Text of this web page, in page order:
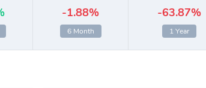
-1.88%
6 Month
-63.87%
1 Year